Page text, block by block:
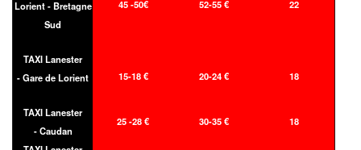
Lorient - Bretagne
Sud
45 -50€ 52-55 € 22
TAXI Lanester
- Gare de Lorient
15-18 € 20-24 € 18
TAXI Lanester
- Caudan
25 -28 € 30-35 € 18